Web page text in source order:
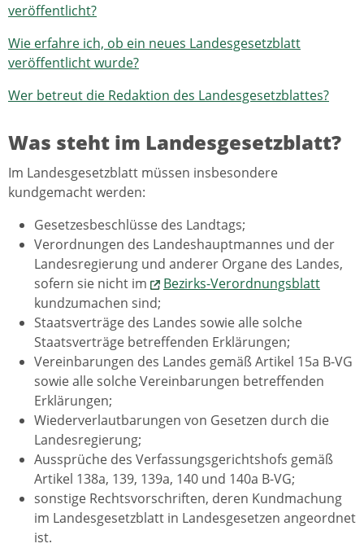
veröffentlicht?
Wie erfahre ich, ob ein neues Landesgesetzblatt
veröffentlicht wurde?
Wer betreut die Redaktion des Landesgesetzblattes?
Was steht im Landesgesetzblatt?
Im Landesgesetzblatt müssen insbesondere
kundgemacht werden:
Gesetzesbeschlüsse des Landtags;
Verordnungen des Landeshauptmannes und der
Landesregierung und anderer Organe des Landes,
sofern sie nicht im
Bezirks-Verordnungsblatt
kundzumachen sind;
Staatsverträge des Landes sowie alle solche
Staatsverträge betreffenden Erklärungen;
Vereinbarungen des Landes gemäß Artikel 15a B-VG
sowie alle solche Verein­barungen betreffenden
Erklärungen;
Wiederverlautbarungen von Gesetzen durch die
Landesregierung;
Aussprüche des Verfassungsgerichtshofs gemäß
Artikel 138a, 139, 139a, 140 und 140a B-VG;
sonstige Rechtsvorschriften, deren Kundmachung
im Landesgesetzblatt in Landesgesetzen angeordnet
ist.